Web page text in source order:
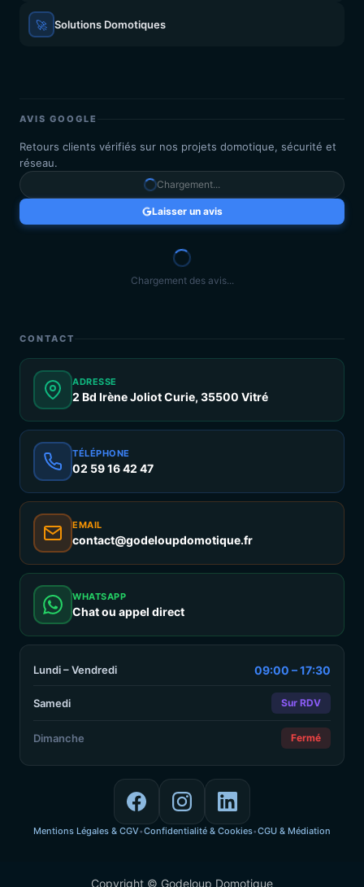
🚀 Solutions Domotiques
AVIS GOOGLE
Retours clients vérifiés sur nos projets domotique, sécurité et
réseau.
Chargement...
Laisser un avis
Chargement des avis...
CONTACT
ADRESSE
2 Bd Irène Joliot Curie, 35500 Vitré
TÉLÉPHONE
02 59 16 42 47
EMAIL
contact@godeloupdomotique.fr
WHATSAPP
Chat ou appel direct
Lundi – Vendredi 09:00 – 17:30
Samedi Sur RDV
Dimanche Fermé
Mentions Légales & CGV•Confidentialité & Cookies•CGU & Médiation
Copyright © Godeloup Domotique